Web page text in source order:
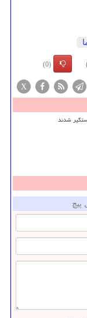
(0)
X
پیچ